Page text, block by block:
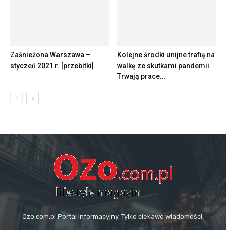
Zaśnieżona Warszawa –
styczeń 2021 r. [przebitki]
Kolejne środki unijne trafią na
walkę ze skutkami pandemii.
Trwają prace...
Ozo.com.pl Portal informacyjny. Tylko ciekawe wiadomości.